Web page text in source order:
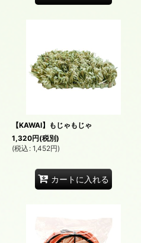
【KAWAI】もじゃもじゃ
1,320円(税別)
(税込 : 1,452円)
カートに入れる